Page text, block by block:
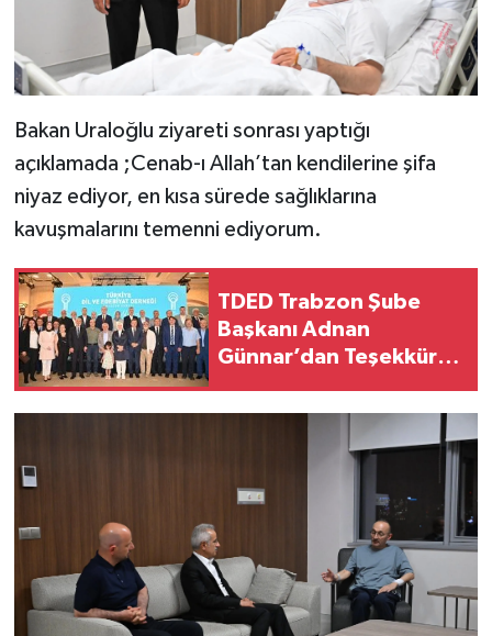
Bakan Uraloğlu ziyareti sonrası yaptığı
açıklamada ;Cenab-ı Allah’tan kendilerine şifa
niyaz ediyor, en kısa sürede sağlıklarına
kavuşmalarını temenni ediyorum.
TDED Trabzon Şube
Başkanı Adnan
Günnar’dan Teşekkür